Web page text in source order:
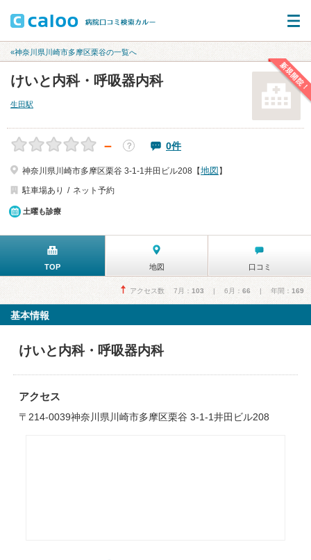
«神奈川県川崎市多摩区栗谷の一覧へ
新規開院！
けいと内科・呼吸器内科
生田駅
－ ？ 0件
神奈川県川崎市多摩区栗谷 3-1-1井田ビル208【地図 】
駐車場あり
ネット予約
土曜も診療
TOP 地図 口コミ
アクセス数 7月： 103 | 6月： 66 | 年間： 169
基本情報
けいと内科・呼吸器内科
アクセス
〒214-0039神奈川県川崎市多摩区栗谷 3-1-1井田ビル208